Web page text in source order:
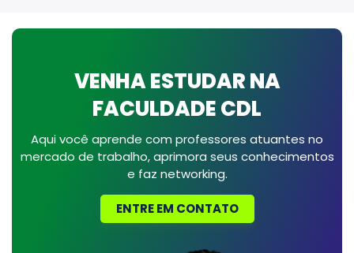
VENHA ESTUDAR NA
FACULDADE CDL
Aqui você aprende com professores atuantes no
mercado de trabalho, aprimora seus conhecimentos
e faz networking.
ENTRE EM CONTATO